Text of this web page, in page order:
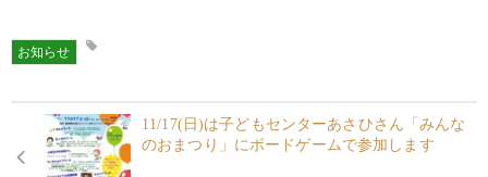
お知らせ
11/17(日)は子どもセンターあさひさん「みんな
のおまつり」にボードゲームで参加します